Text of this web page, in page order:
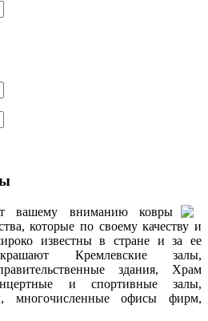
вашему вниманию ковры
которые по своему качеству и
известны в стране и за ее
Кремлевские залы,
здания, Храм
и спортивные залы,
многочисленные офисы фирм,